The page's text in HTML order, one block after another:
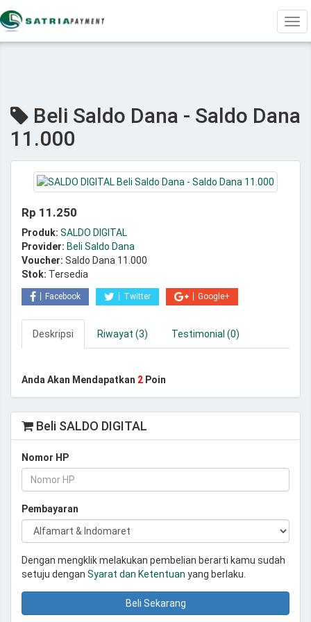
Beli Saldo Dana - Saldo Dana
11.000
Rp 11.250
Produk: SALDO DIGITAL
Provider: Beli Saldo Dana
Voucher: Saldo Dana 11.000
Stok: Tersedia
Facebook Twitter Google+
Deskripsi Riwayat (3) Testimonial (0)
Anda Akan Mendapatkan 2 Poin
Beli SALDO DIGITAL
Nomor HP
Pembayaran
Dengan mengklik melakukan pembelian berarti kamu sudah
setuju dengan Syarat dan Ketentuan yang berlaku.
Beli Sekarang